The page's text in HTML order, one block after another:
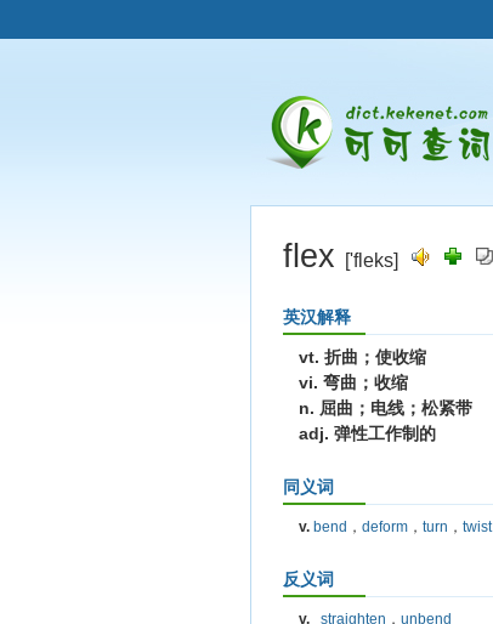
flex ['fleks]
英汉解释
vt. 折曲；使收缩
vi. 弯曲；收缩
n. 屈曲；电线；松紧带
adj. 弹性工作制的
同义词
v. bend ， deform ， turn ， twist
反义词
v. straighten ， unbend